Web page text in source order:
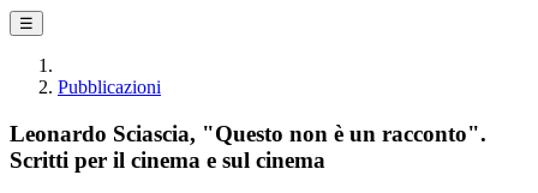
☰
Pubblicazioni
Leonardo Sciascia, "Questo non è un racconto".
Scritti per il cinema e sul cinema